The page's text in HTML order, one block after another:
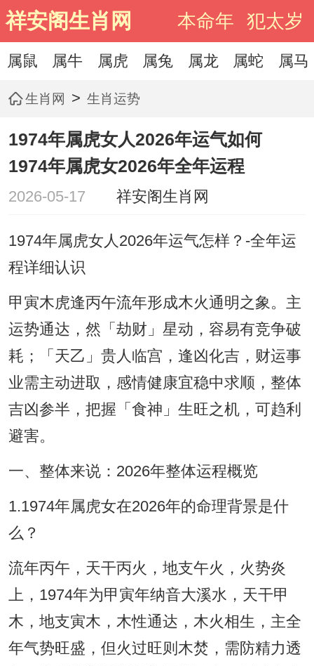
祥安阁生肖网 本命年 犯太岁
属鼠 属牛 属虎 属兔 属龙 属蛇 属马
生肖网 > 生肖运势
1974年属虎女人2026年运气如何
1974年属虎女2026年全年运程
2026-05-17 祥安阁生肖网
1974年属虎女人2026年运气怎样？-全年运
程详细认识
甲寅木虎逢丙午流年形成木火通明之象。主
运势通达，然「劫财」星动，容易有竞争破
耗；「天乙」贵人临宫，逢凶化吉，财运事
业需主动进取，感情健康宜稳中求顺，整体
吉凶参半，把握「食神」生旺之机，可趋利
避害。
一、整体来说：2026年整体运程概览
1.1974年属虎女在2026年的命理背景是什
么？
流年丙午，天干丙火，地支午火，火势炎
上，1974年为甲寅年纳音大溪水，天干甲
木，地支寅木，木性通达，木火相生，主全
年气势旺盛，但火过旺则木焚，需防精力透